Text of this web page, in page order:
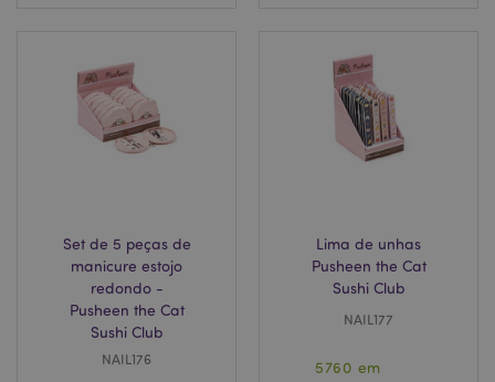
Set de 5 peças de
manicure estojo
redondo -
Pusheen the Cat
Sushi Club
NAIL176
Lima de unhas
Pusheen the Cat
Sushi Club
NAIL177
5760 em
mage-messages
Adobe Inc.
www.puckator.pt